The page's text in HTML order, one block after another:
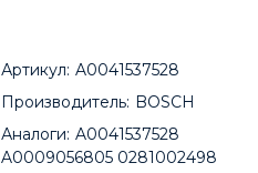
Артикул: A0041537528
Производитель: BOSCH
Аналоги: A0041537528
A0009056805 0281002498